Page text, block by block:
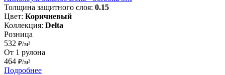
Толщина защитного слоя: 0.15
Цвет: Коричневый
Коллекция: Delta
Розница
532 ₽/м²
От 1 рулона
464 ₽/м²
Подробнее